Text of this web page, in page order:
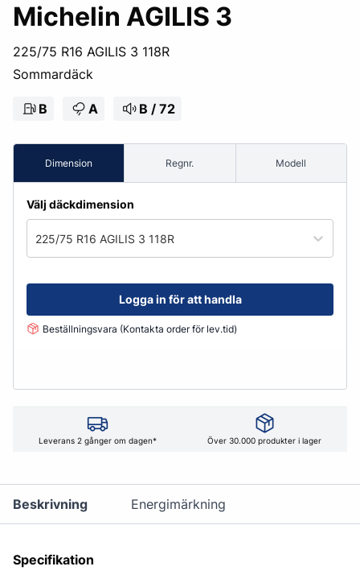
Michelin AGILIS 3
225/75 R16 AGILIS 3 118R
Sommardäck
B A B / 72
Dimension Regnr. Modell
Välj däckdimension
225/75 R16 AGILIS 3 118R
Logga in för att handla
Beställningsvara (Kontakta order för lev.tid)
Leverans 2 gånger om dagen* Över 30.000 produkter i lager
Beskrivning Energimärkning
Specifikation